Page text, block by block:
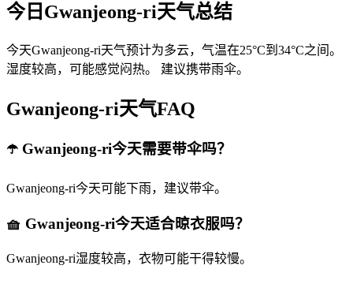
今日Gwanjeong-ri天气总结
今天Gwanjeong-ri天气预计为多云，气温在25°C到34°C之间。
湿度较高，可能感觉闷热。 建议携带雨伞。
Gwanjeong-ri天气FAQ
☂️ Gwanjeong-ri今天需要带伞吗？
Gwanjeong-ri今天可能下雨，建议带伞。
🧺 Gwanjeong-ri今天适合晾衣服吗？
Gwanjeong-ri湿度较高，衣物可能干得较慢。